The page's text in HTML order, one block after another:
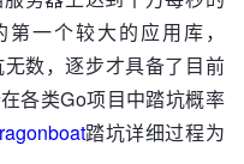
一个较大的应用库，
数，逐步才具备了目前
各类Go项目中踏坑概率
踏坑详细过程为